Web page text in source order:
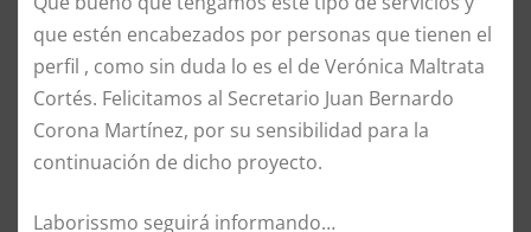
que estén encabezados por personas que tienen el
perfil , como sin duda lo es el de Verónica Maltrata
Cortés. Felicitamos al Secretario Juan Bernardo
Corona Martínez, por su sensibilidad para la
continuación de dicho proyecto.
Laborissmo seguirá informando…